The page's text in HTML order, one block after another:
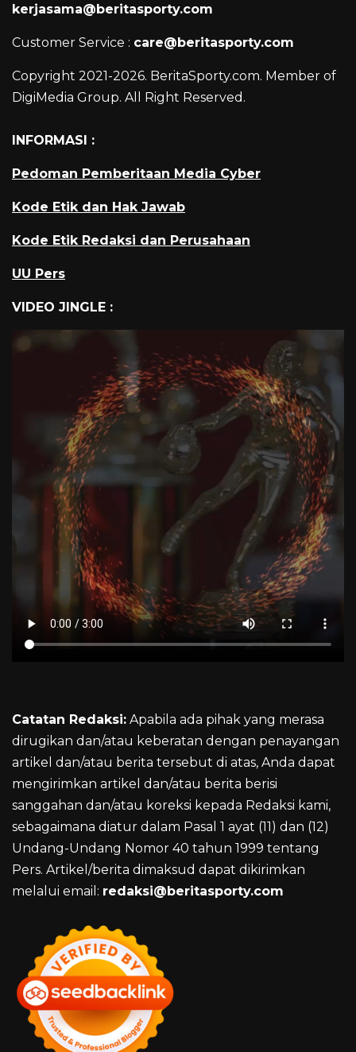
kerjasama@beritasporty.com
Customer Service : care@beritasporty.com
Copyright 2021-2026. BeritaSporty.com. Member of
DigiMedia Group. All Right Reserved.
INFORMASI :
Pedoman Pemberitaan Media Cyber
Kode Etik dan Hak Jawab
Kode Etik Redaksi dan Perusahaan
UU Pers
VIDEO JINGLE :
Catatan Redaksi: Apabila ada pihak yang merasa
dirugikan dan/atau keberatan dengan penayangan
artikel dan/atau berita tersebut di atas, Anda dapat
mengirimkan artikel dan/atau berita berisi
sanggahan dan/atau koreksi kepada Redaksi kami,
sebagaimana diatur dalam Pasal 1 ayat (11) dan (12)
Undang-Undang Nomor 40 tahun 1999 tentang
Pers. Artikel/berita dimaksud dapat dikirimkan
melalui email: redaksi@beritasporty.com